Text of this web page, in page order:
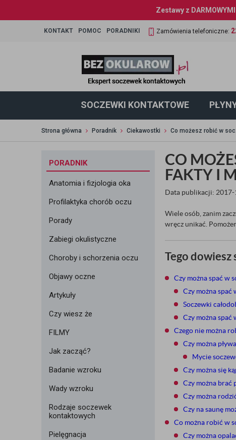
Zestawy z
KONTAKT POMOC PORADNIKI Zamówienia telefoniczne:
SOCZEWKI KONTAKTOWE
Strona główna Poradnik Ciekawostki Co możesz robić w
PORADNIK
Anatomia i fizjologia oka
Profilaktyka chorób oczu
Porady
Zabiegi okulistyczne
Choroby i schorzenia oczu
Objawy oczne
Artykuły
Czy wiesz że
FILMY
Jak zacząć?
Badanie wzroku
Wady wzroku
Rodzaje soczewek
kontaktowych
Pielęgnacja
CO
FAKTY I
Data publikacji: 2017-
Wiele osób, zanim
wręcz unikać.
Tego dowiesz
Czy można spać w
Czy można spać
Soczewki
Czy można
Czego nie można
Czy można
Mycie
Czy można się
Czy można brać
Czy można
Czy na saunę
Co można robić w
Czy można